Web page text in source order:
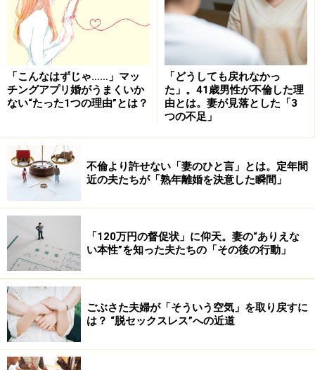
妻自身にあることが多いのです。家の中に、あるいは自
分自身に、強いストレスを与えてしまうような、だんな
様を浮気に追いやる原因がなかったかを、まずは冷静に
振り返りましょう。
◆「一人になりたい」＝「家に居たくない」
だと仮定すると、家の中の居心地が悪いというのが原因
の一つでしょう。家の中の環境なのか、家族関係なの
か、妻を嫌いになったのか、何が原因で居心地がよくな
いのかをさらに分析し、原因を話し合うことが必要で
す。
◆「一人になりたい」＝「妻と居たくない」
だと仮定すると、妻の皆様のだんな様への日々の接し方
に問題があるはずです。自分自身に、だんな様から敬遠
されてしまうような日々の行動やコミュニケーションが
ないかどうか、確認してみましょう。
◆「一人になりたい」＝「自分の自由にしたい」
「こんなはずじゃ……」マッ
チングアプリ婚がうまくいか
ない“たった1つの理由”とは？
「どうしても戻れなかっ
た」。41歳男性が不倫した理
由とは。妻が見落とした「3
つの不足」
不倫より許せない「妻のひと言」とは。定年間
近の夫たちが「熟年離婚を決意した瞬間」
「120万円の督促状」に仰天。妻の“ありえな
い本性”を知った夫たちの「その後の行動」
ごぶさた夫婦が「そういう空気」を取り戻すに
は？ “脱セックスレス”への近道